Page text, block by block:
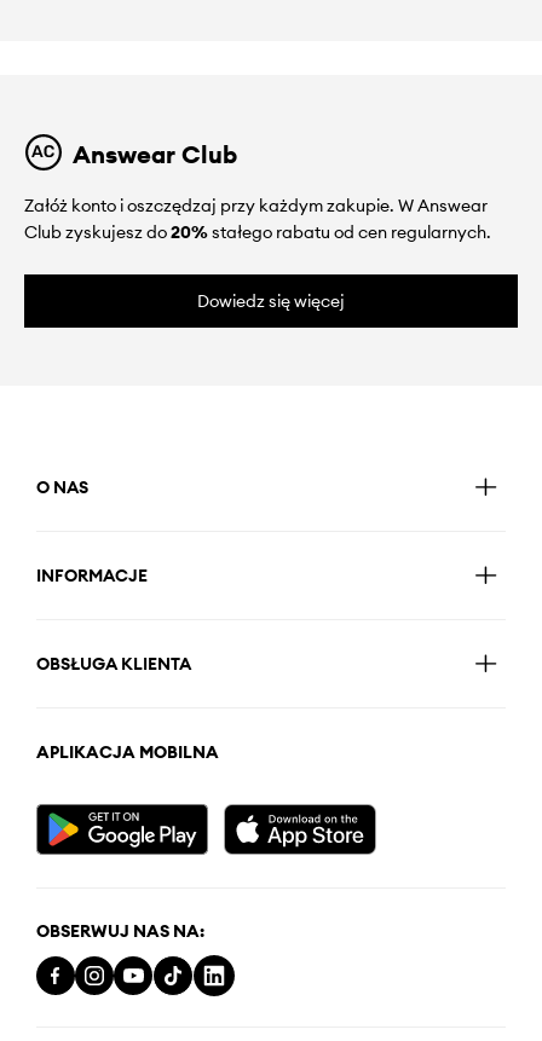
Answear Club
Załóż konto i oszczędzaj przy każdym zakupie. W Answear
Club zyskujesz do20%stałego rabatu od cen regularnych.
Dowiedz się więcej
O NAS
INFORMACJE
OBSŁUGA KLIENTA
APLIKACJA MOBILNA
OBSERWUJ NAS NA: